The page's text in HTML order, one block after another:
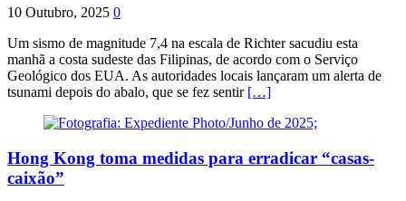
10 Outubro, 2025 0
Um sismo de magnitude 7,4 na escala de Richter sacudiu esta
manhã a costa sudeste das Filipinas, de acordo com o Serviço
Geológico dos EUA. As autoridades locais lançaram um alerta de
tsunami depois do abalo, que se fez sentir […]
Hong Kong toma medidas para erradicar “casas-
caixão”